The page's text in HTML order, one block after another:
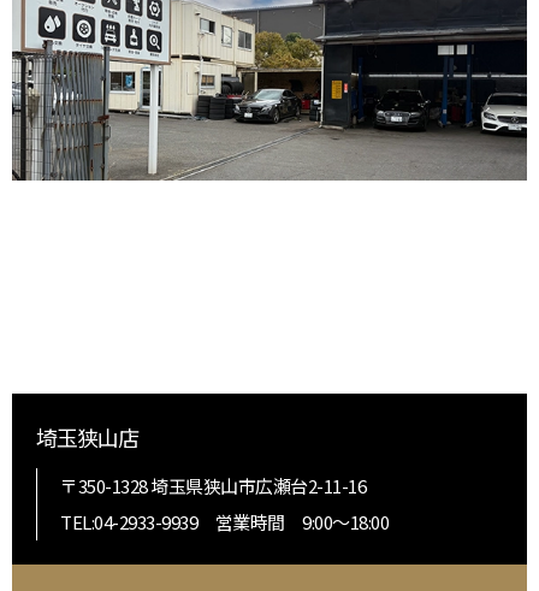
埼玉狭山店
〒350-1328 埼玉県狭山市広瀬台2-11-16
TEL:04-2933-9939 営業時間 9:00〜18:00